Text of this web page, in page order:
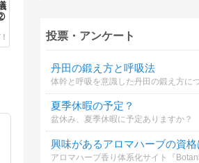
投票・アンケート
丹田の鍛え方と呼吸法
体幹と呼吸を意識した丹田の鍛え方に
夏季休暇の予定？
盆休み、夏季休暇に予定ありますか？
興味があるアロマハーブの資格